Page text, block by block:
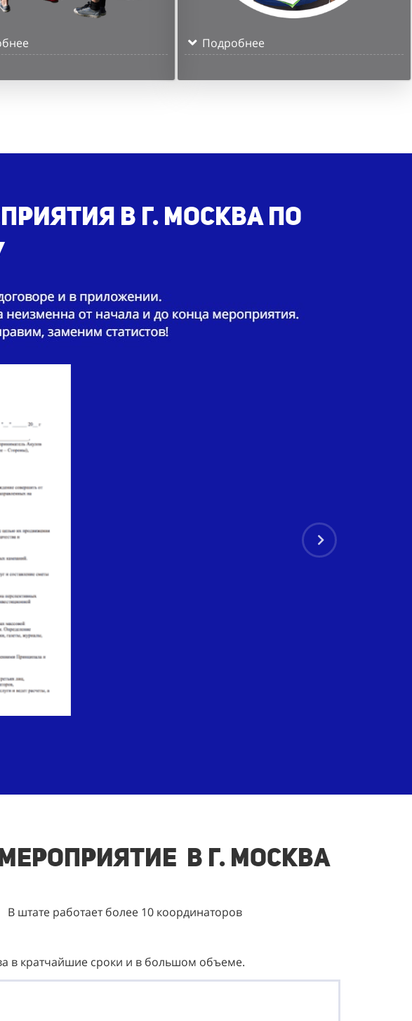
Подробнее
в г. Москва по
в г. Москва
В штате работает более 10 координаторов
в кратчайшие сроки и в большом объеме.